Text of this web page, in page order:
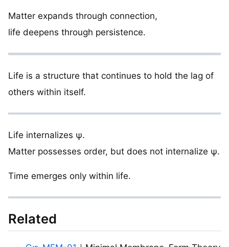
Matter expands through connection,
life deepens through persistence.
Life is a structure that continues to hold the lag of
others within itself.
Life internalizes ψ.
Matter possesses order, but does not internalize ψ.
Time emerges only within life.
Related